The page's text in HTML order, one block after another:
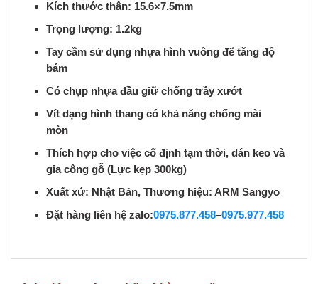
Kích thước thân: 15.6×7.5mm
Trọng lượng: 1.2kg
Tay cầm sử dụng nhựa hình vuông để tăng độ
bám
Có chụp nhựa đầu giữ chống trầy xướt
Vít dạng hình thang có khả năng chống mài
mòn
Thích hợp cho việc cố định tạm thời, dán keo và
gia công gỗ (Lực kẹp 300kg)
Xuất xứ: Nhật Bản, Thương hiệu: ARM Sangyo
Đặt hàng liên hệ zalo:0975.877.458–0975.977.458